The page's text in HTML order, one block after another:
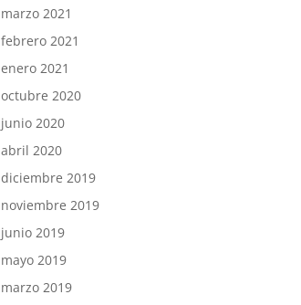
marzo 2021
febrero 2021
enero 2021
octubre 2020
junio 2020
abril 2020
diciembre 2019
noviembre 2019
junio 2019
mayo 2019
marzo 2019